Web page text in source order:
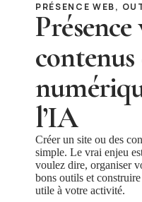
PRÉSENCE WEB,
Présence
l’IA
Créer un site ou des
simple. Le vrai enjeu
voulez dire, organiser
bons outils et
utile à votre activité.